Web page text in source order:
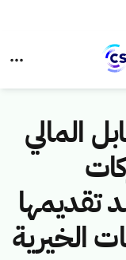
المالي
تقديمها
الخيرية